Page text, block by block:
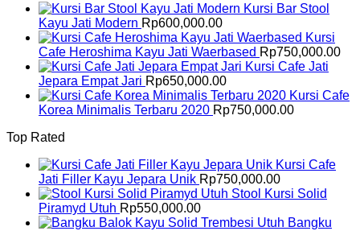
Kursi Bar Stool
Kayu Jati Modern Rp600,000.00
Kursi
Cafe Heroshima Kayu Jati Waerbased Rp750,000.00
Kursi Cafe Jati
Jepara Empat Jari Rp650,000.00
Kursi Cafe
Korea Minimalis Terbaru 2020 Rp750,000.00
Top Rated
Kursi Cafe
Jati Filler Kayu Jepara Unik Rp750,000.00
Stool Kursi Solid
Piramyd Utuh Rp550,000.00
Bangku